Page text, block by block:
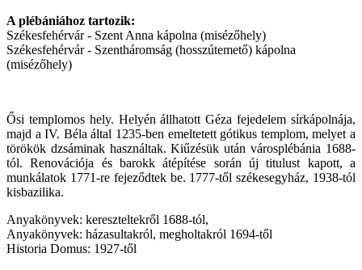
A plébániához tartozik:
Székesfehérvár - Szent Anna kápolna (misézőhely)
Székesfehérvár - Szentháromság (hosszútemető) kápolna
(misézőhely)
Ősi templomos hely. Helyén állhatott Géza fejedelem sírkápolnája,
majd a IV. Béla által 1235-ben emeltetett gótikus templom, melyet a
törökök dzsáminak használtak. Kiűzésük után városplébánia 1688-
tól. Renovációja és barokk átépítése során új titulust kapott, a
munkálatok 1771-re fejeződtek be. 1777-től székesegyház, 1938-tól
kisbazilika.
Anyakönyvek: kereszteltekről 1688-tól,
Anyakönyvek: házasultakról, megholtakról 1694-től
Historia Domus: 1927-től